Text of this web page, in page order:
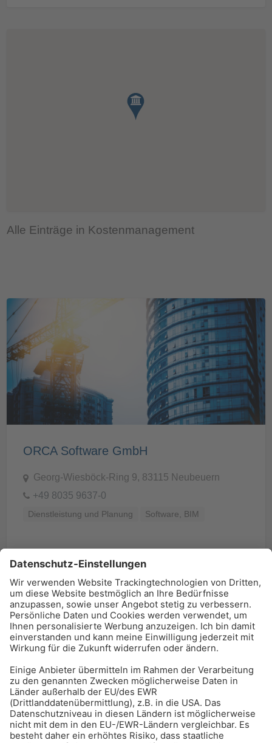
Alle Einträge in Kostenmanagement
ORCA Software GmbH
Georg-Wiesböck-Ring 9, 83115 Neubeuern
+49 8035 9637-0
Dienstleistung und Planung Software, BIM
BAU-Index Newsletter
Erhalten Sie regelmäßig Benachrichtigungen zu den
Zur Anmeldung
Meistgelesen:Bauwerksabdichtung